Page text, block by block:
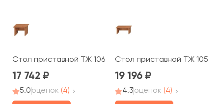
Стол приставной ТЖ 106 Prestige
17 742
5.0оценок (4)
Стол приставной ТЖ 105
19 196
4.3оценок (4)